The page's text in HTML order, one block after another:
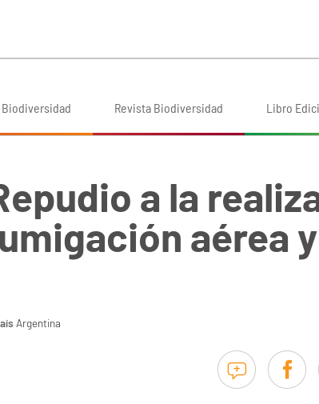
Biodiversidad Revista Biodiversidad Libro
a la
aérea
Argentina